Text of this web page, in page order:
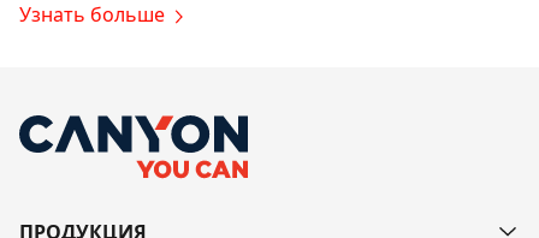
Узнать больше
ПРОДУКЦИЯ